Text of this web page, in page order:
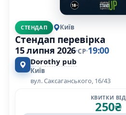
СТЕНДАП Київ
Стендап перевірка
15 липня 2026 СР 19:00
Dorothy pub
Київ
вул. Саксаганського, 16/43
КВИТКИ ВІД
250₴